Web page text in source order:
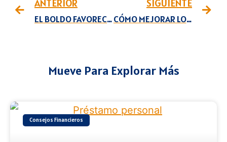
ANTERIOR
EL BOLDO FAVORECE LA SALUD
SIGUIENTE
CÓMO MEJORAR LOS SÍNTOMAS DEL ÁCIDO ÚRICO ALTO
Mueve Para Explorar Más
Consejos Financieros